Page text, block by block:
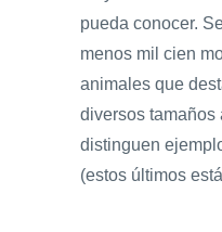
pueda conocer.
menos mil cien
animales que
diversos tamaños
distinguen
(estos últimos